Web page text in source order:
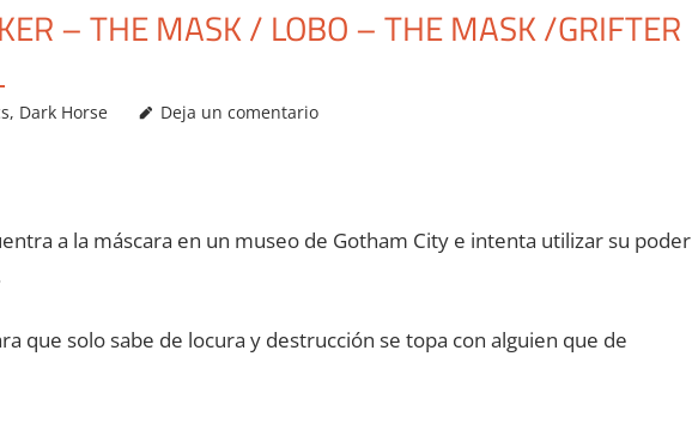
– THE MASK / LOBO – THE MASK /GRIFTER
Banana
, Dark Horse Deja un comentario
a la máscara en un museo de Gotham City e intenta utilizar su poder
que solo sabe de locura y destrucción se topa con alguien que de